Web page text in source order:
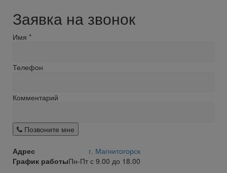
Заявка на звонок
Имя *
Телефон
Комментарий
Позвоните мне
Адрес
г. Магнитогорск
График работыПн-Пт с 9.00 до 18.00